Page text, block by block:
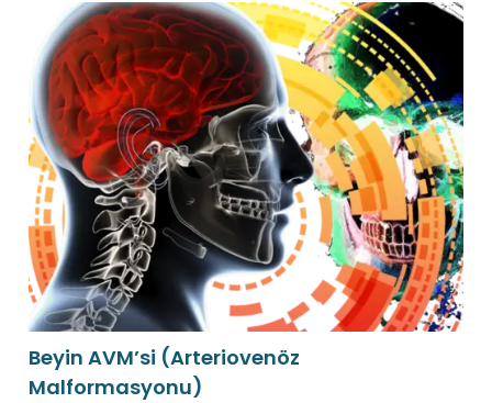
Beyin AVM’si (Arteriovenöz
Malformasyonu)